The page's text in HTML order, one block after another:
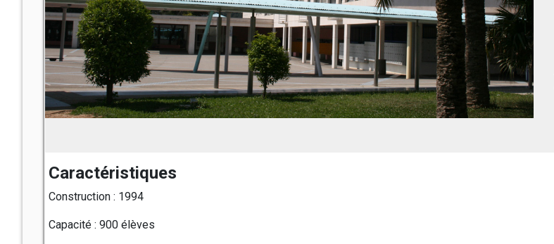
Caractéristiques
Construction : 1994
Capacité : 900 élèves